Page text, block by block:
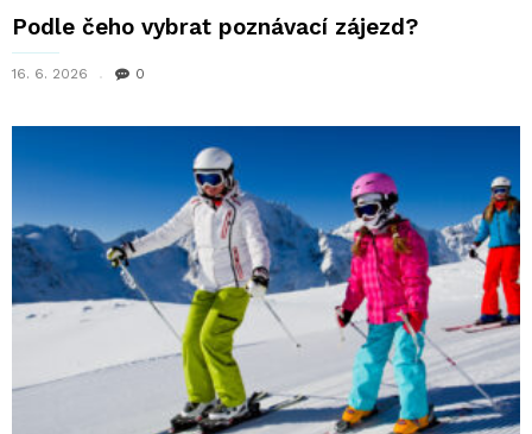
Podle čeho vybrat poznávací zájezd?
16. 6. 2026 0